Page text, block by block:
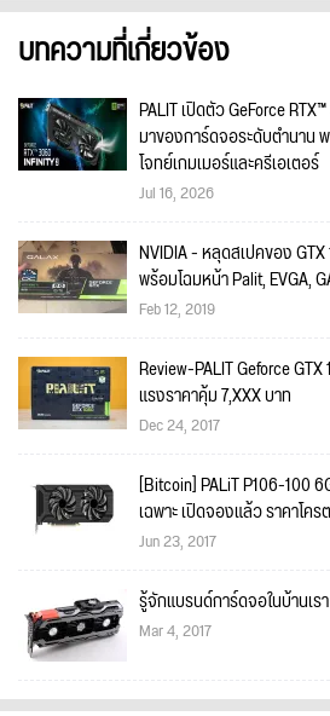
บทความที่เกี่ยวข้อง
PALIT เปิดตัว GeForce
มาของการ์ดจอระดับตำนาน
โจทย์เกมเมอร์และครีเอเตอร์
Jul 16, 2026
NVIDIA - หลุดสเปคของ
พร้อมโฉมหน้า Palit, EVGA,
Feb 12, 2019
Review-PALIT Geforce
แรงราคาคุ้ม 7,XXX บาท
Dec 24, 2017
[Bitcoin] PALiT P106-100
เฉพาะ เปิดจองแล้ว ราคาโค
Jun 23, 2017
รู้จักแบรนด์การ์ดจอในบ้านเรา
Mar 4, 2017